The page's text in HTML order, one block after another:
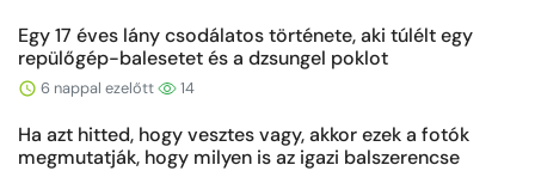
Egy 17 éves lány csodálatos története, aki túlélt egy
repülőgép-balesetet és a dzsungel poklot
6 nappal ezelőtt 14
Ha azt hitted, hogy vesztes vagy, akkor ezek a fotók
megmutatják, hogy milyen is az igazi balszerencse